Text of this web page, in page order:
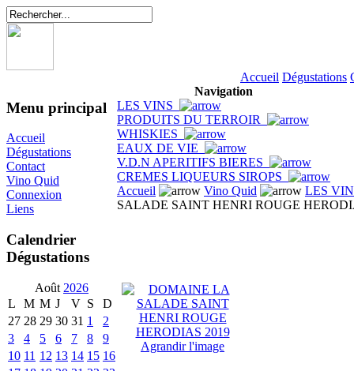
Accueil Dégustations
Menu principal
Accueil
Dégustations
Contact
Vino Quid
Connexion
Liens
Calendrier
Dégustations
Août 2026
L
M M J V S
D
27 28 29 30 31 1
2
3
4 5 6 7 8
9
10 11 12 13 14 15 16
Navigation
LES VINS
PRODUITS DU TERROIR
WHISKIES
EAUX DE VIE
V.D.N APERITIFS BIERES
CREMES LIQUEURS SIROPS
Accueil
Vino Quid
LES
SALADE SAINT HENRI ROUGE
Agrandir l'image